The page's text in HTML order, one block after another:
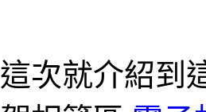
這次就介紹到